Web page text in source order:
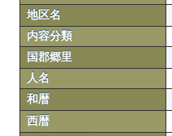
地区名
内容分類
国郡郷里
人名
和暦
西暦